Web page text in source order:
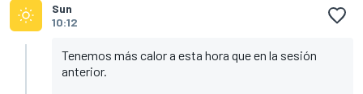
Sun
10:12
Tenemos más calor a esta hora que en la sesión
anterior.